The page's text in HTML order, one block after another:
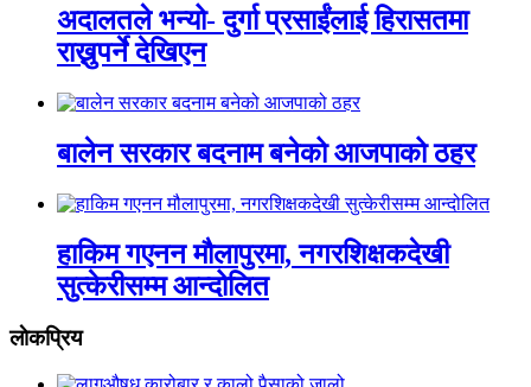
अदालतले भन्यो- दुर्गा प्रसाईंलाई हिरासतमा
राख्नुपर्ने देखिएन
बालेन सरकार बदनाम बनेको आजपाको ठहर
हाकिम गएनन मौलापुरमा, नगरशिक्षकदेखी
सुत्केरीसम्म आन्दोलित
लाेकप्रिय